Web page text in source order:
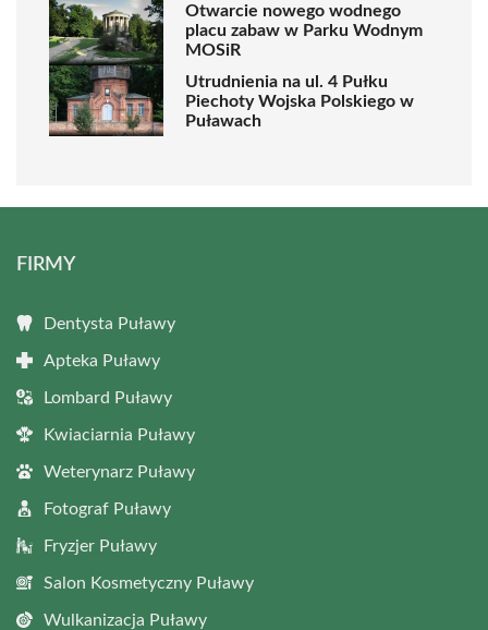
Otwarcie nowego wodnego
placu zabaw w Parku Wodnym
MOSiR
Utrudnienia na ul. 4 Pułku
Piechoty Wojska Polskiego w
Puławach
FIRMY
Dentysta Puławy
Apteka Puławy
Lombard Puławy
Kwiaciarnia Puławy
Weterynarz Puławy
Fotograf Puławy
Fryzjer Puławy
Salon Kosmetyczny Puławy
Wulkanizacja Puławy